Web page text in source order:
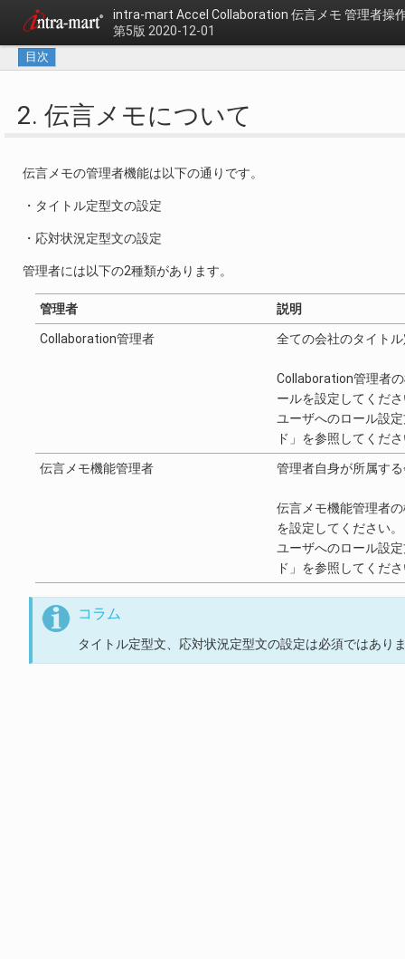
intra-mart Accel Collaboration 伝言メモ 管理者操
第5版 2020-12-01
目次
2. 伝言メモについて
伝言メモの管理者機能は以下の通りです。
・タイトル定型文の設定
・応対状況定型文の設定
管理者には以下の2種類があります。
管理者 説明
Collaboration管理者 全ての会社のタイト
Collaboration管理者
ールを設定してくだ
ユーザへのロール設
ド」を参照してくだ
伝言メモ機能管理者 管理者自身が所属す
伝言メモ機能管理者
を設定してください。
ユーザへのロール設
ド」を参照してくだ
コラム
タイトル定型文、応対状況定型文の設定は必須ではあり